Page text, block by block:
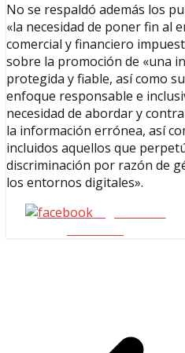
No se respaldó además los
«la necesidad de poner fin al
comercial y financiero
sobre la promoción de «una
protegida y fiable, así como
enfoque responsable e
necesidad de abordar y
la información errónea, así
incluidos aquellos que
discriminación por razón de
los entornos digitales».
Seguinos en